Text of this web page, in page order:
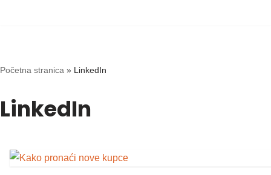
content
Početna stranica » LinkedIn
LinkedIn